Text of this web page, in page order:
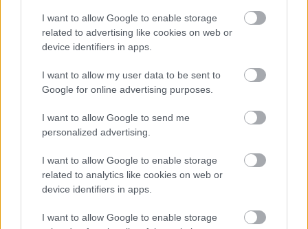
I want to allow Google to enable storage
related to advertising like cookies on web or
device identifiers in apps.
I want to allow my user data to be sent to
Google for online advertising purposes.
I want to allow Google to send me
personalized advertising.
I want to allow Google to enable storage
related to analytics like cookies on web or
device identifiers in apps.
I want to allow Google to enable storage